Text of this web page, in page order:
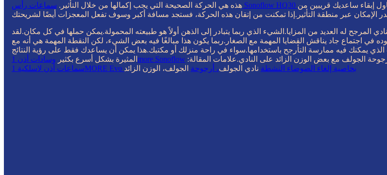
هذه هي الحركة الصحيحة التي يجب إكمالها من خلال التأثير.
إبقاء ساعديك قريبين من
له العديد من المزايا.الشيء الذي ربما يتبادر إلى الذهن أولاً هو طبيعته المحمولة.يمكن حملها في كل مكان.لقد
في اجتماع جاد يناقش القضايا المهمة مع الصغار.ربما يكون هذا مبالغًا فيه بعض الشيء، لكن النقطة المهمة هي أنه مع
يمكنك فيه ممارسة التأرجح باستخدامها.سواء في راحة منزلك أو مكتبك.هذا يمكن أن يساعدك فقط على رؤية النتائج
المثيرة بشكل أسرع بكثير وسادات أذن 1more Sonoflow الجولف مع بعض الوزن الزائد على النادي.علامات المقالة:
سماعات أذن لاسلكية 1MORE Evo بخاصية إلغاء الضوضاء النشطة نادي الجولف، أرجوحة الجولف، الوزن الزائد